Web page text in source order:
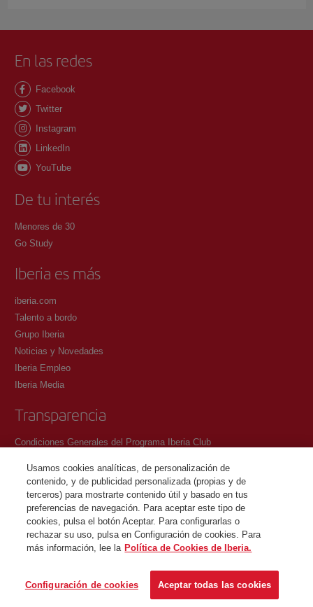
En las redes
Facebook
Twitter
Instagram
LinkedIn
YouTube
De tu interés
Menores de 30
Go Study
Iberia es más
iberia.com
Talento a bordo
Grupo Iberia
Noticias y Novedades
Iberia Empleo
Iberia Media
Transparencia
Condiciones Generales del Programa Iberia Club
Política de protección de datos personales
Gestión y Política de cookies
Contacto
©Iberia Joven 2026. Todos los derechos reservados.
Usamos cookies analíticas, de personalización de
contenido, y de publicidad personalizada (propias y de
terceros) para mostrarte contenido útil y basado en tus
preferencias de navegación. Para aceptar este tipo de
cookies, pulsa el botón Aceptar. Para configurarlas o
rechazar su uso, pulsa en Configuración de cookies. Para
más información, lee la Política de Cookies de Iberia.
Configuración de cookies Aceptar todas las cookies